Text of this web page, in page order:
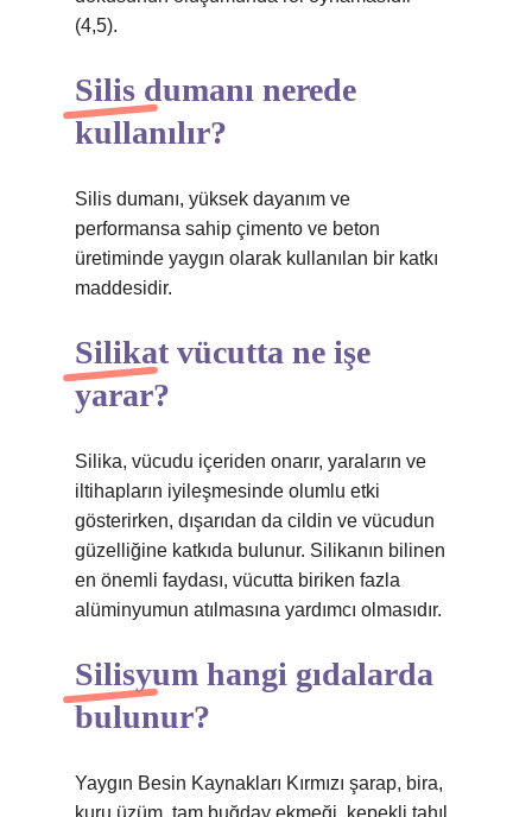
(4,5).
Silis dumanı nerede
kullanılır?
Silis dumanı, yüksek dayanım ve
performansa sahip çimento ve beton
üretiminde yaygın olarak kullanılan bir katkı
maddesidir.
Silikat vücutta ne işe
yarar?
Silika, vücudu içeriden onarır, yaraların ve
iltihapların iyileşmesinde olumlu etki
gösterirken, dışarıdan da cildin ve vücudun
güzelliğine katkıda bulunur. Silikanın bilinen
en önemli faydası, vücutta biriken fazla
alüminyumun atılmasına yardımcı olmasıdır.
Silisyum hangi gıdalarda
bulunur?
Yaygın Besin Kaynakları Kırmızı şarap, bira,
kuru üzüm, tam buğday ekmeği, kepekli tahıl,